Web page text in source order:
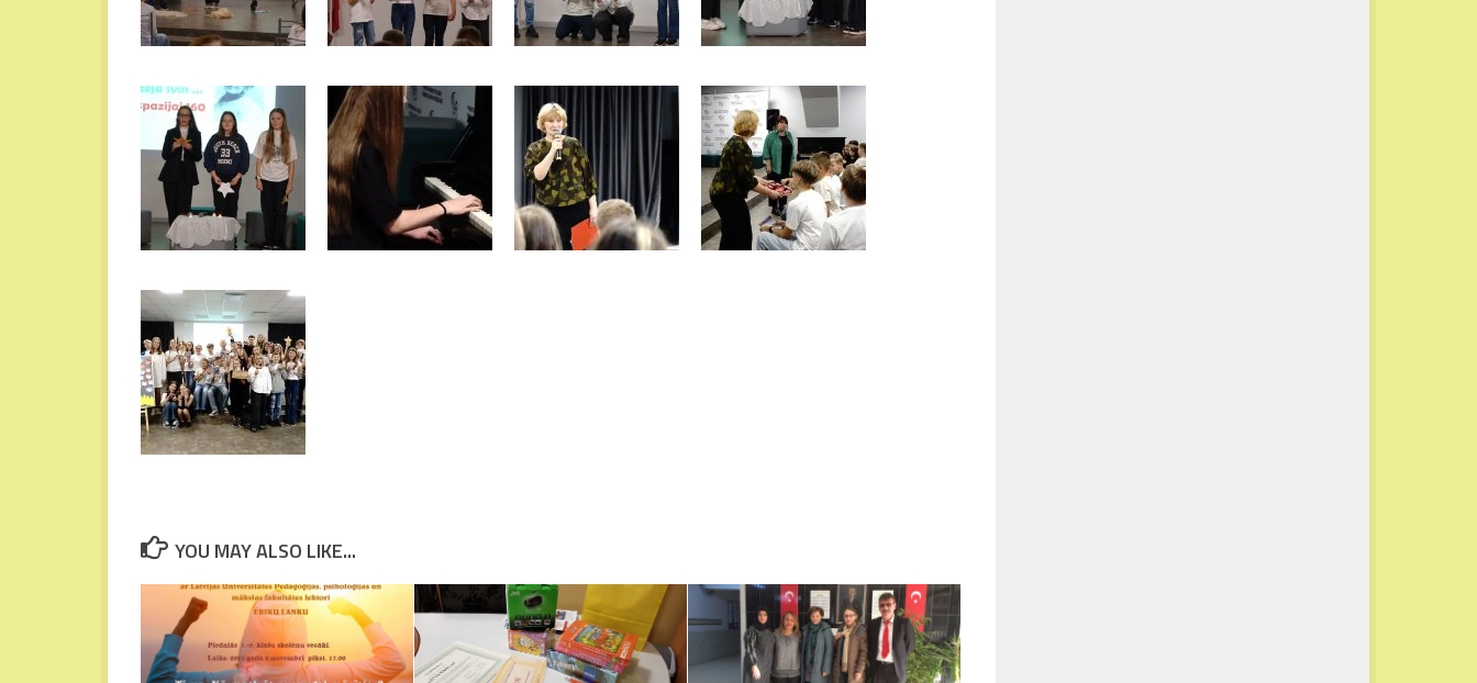
YOU MAY ALSO LIKE...